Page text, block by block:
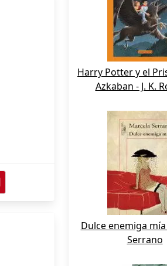
Harry Potter y el
Azkaban - J. K.
Dulce enemiga
Serrano